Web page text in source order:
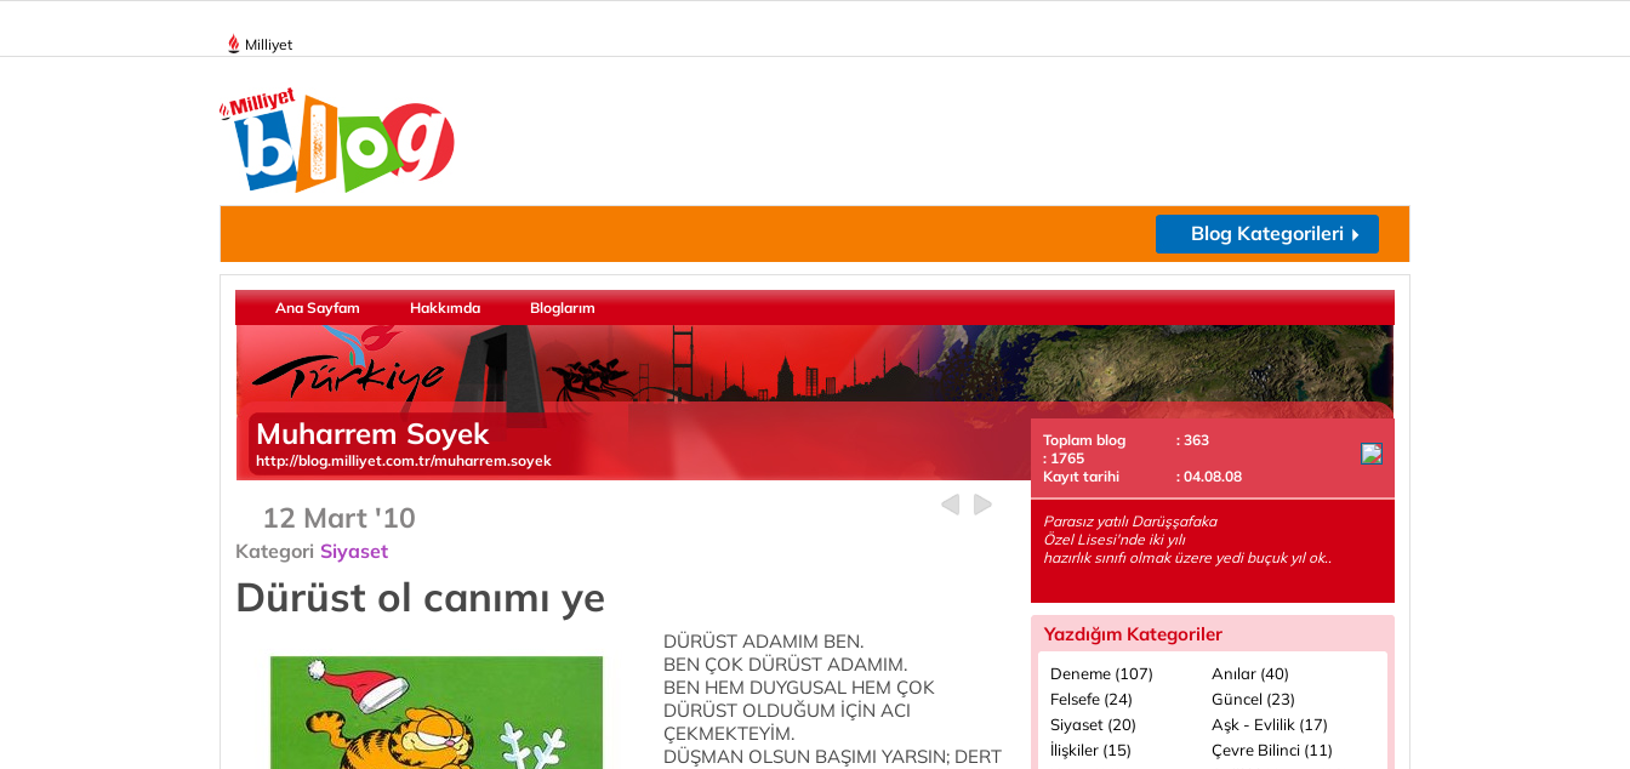
Milliyet
Blog Kategorileri
Ana Sayfam Hakkımda Bloglarım
Muharrem Soyek
http://blog.milliyet.com.tr/muharrem.soyek
12 Mart '10
Kategori Siyaset
Dürüst ol canımı ye
DÜRÜST ADAMIM BEN.
BEN ÇOK DÜRÜST ADAMIM.
BEN HEM DUYGUSAL HEM ÇOK
DÜRÜST OLDUĞUM İÇİN ACI
ÇEKMEKTEYİM.
DÜŞMAN OLSUN BAŞIMI YARSIN; DERT
Toplam blog
: 363
: 1765
Kayıt tarihi
: 04.08.08
Parasız yatılı Darüşşafaka
Özel Lisesi'nde iki yılı
hazırlık sınıfı olmak üzere yedi buçuk yıl ok..
Yazdığım Kategoriler
Deneme (107)
Anılar (40)
Felsefe (24)
Güncel (23)
Siyaset (20)
Aşk - Evlilik (17)
İlişkiler (15)
Çevre Bilinci (11)